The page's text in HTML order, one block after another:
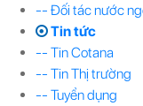
-- Đối tác nước
Tin tức
-- Tin Cotana
-- Tin Thị trường
-- Tuyển dụng